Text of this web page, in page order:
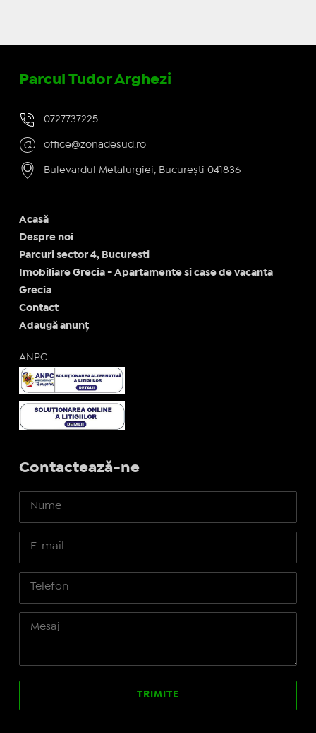
Parcul Tudor Arghezi
0727737225
office@zonadesud.ro
Bulevardul Metalurgiei, București 041836
Acasă
Despre noi
Parcuri sector 4, Bucuresti
Imobiliare Grecia - Apartamente si case de vacanta
Grecia
Contact
Adaugă anunț
ANPC
Contactează-ne